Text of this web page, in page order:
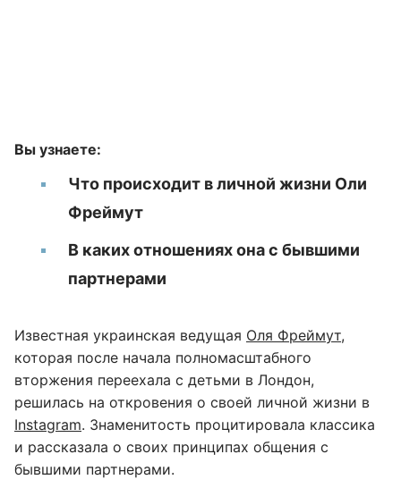
Вы узнаете:
Что происходит в личной жизни Оли
Фреймут
В каких отношениях она с бывшими
партнерами
Известная украинская ведущая Оля Фреймут,
которая после начала полномасштабного
вторжения переехала с детьми в Лондон,
решилась на откровения о своей личной жизни в
Instagram. Знаменитость процитировала классика
и рассказала о своих принципах общения с
бывшими партнерами.